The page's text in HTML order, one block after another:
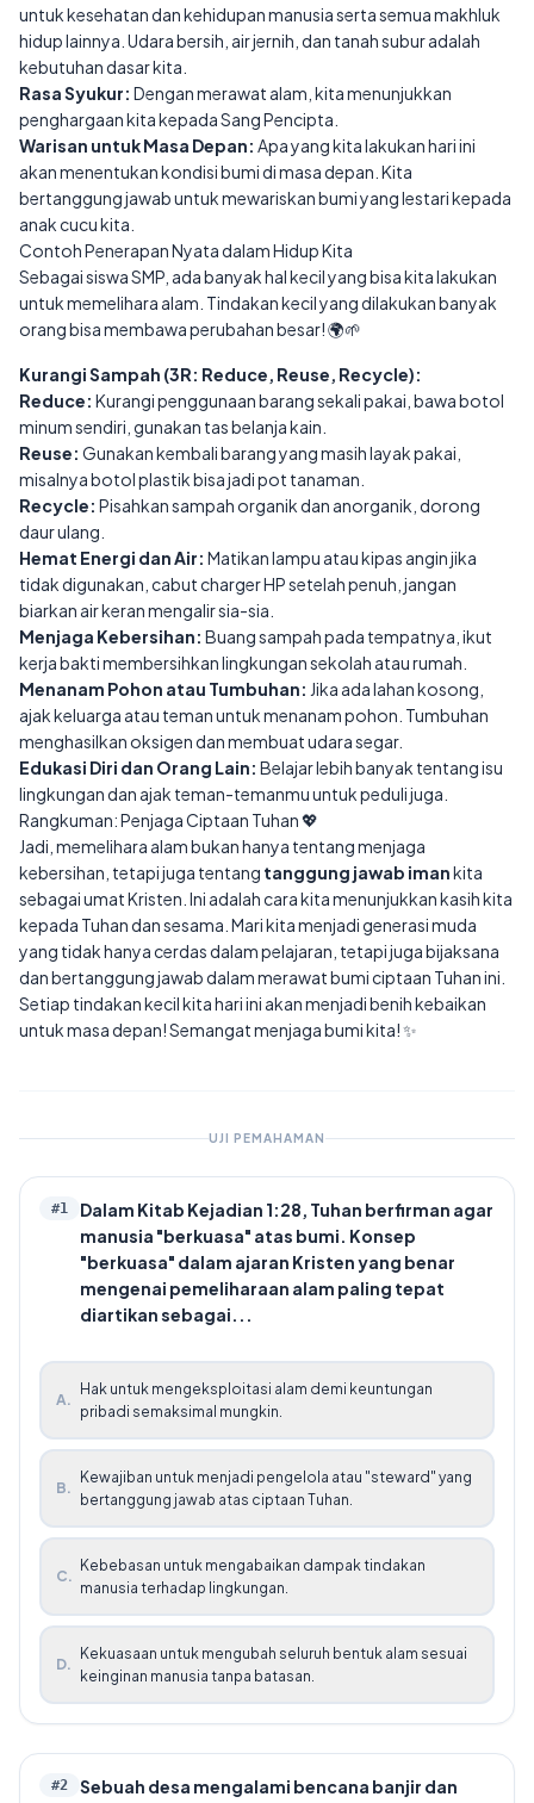
untuk kesehatan dan kehidupan manusia serta semua makhluk
hidup lainnya. Udara bersih, air jernih, dan tanah subur adalah
kebutuhan dasar kita.
Rasa Syukur: Dengan merawat alam, kita menunjukkan
penghargaan kita kepada Sang Pencipta.
Warisan untuk Masa Depan: Apa yang kita lakukan hari ini
akan menentukan kondisi bumi di masa depan. Kita
bertanggung jawab untuk mewariskan bumi yang lestari kepada
anak cucu kita.
Contoh Penerapan Nyata dalam Hidup Kita
Sebagai siswa SMP, ada banyak hal kecil yang bisa kita lakukan
untuk memelihara alam. Tindakan kecil yang dilakukan banyak
orang bisa membawa perubahan besar! 🌍🌱
Kurangi Sampah (3R: Reduce, Reuse, Recycle):
Reduce: Kurangi penggunaan barang sekali pakai, bawa botol
minum sendiri, gunakan tas belanja kain.
Reuse: Gunakan kembali barang yang masih layak pakai,
misalnya botol plastik bisa jadi pot tanaman.
Recycle: Pisahkan sampah organik dan anorganik, dorong
daur ulang.
Hemat Energi dan Air: Matikan lampu atau kipas angin jika
tidak digunakan, cabut charger HP setelah penuh, jangan
biarkan air keran mengalir sia-sia.
Menjaga Kebersihan: Buang sampah pada tempatnya, ikut
kerja bakti membersihkan lingkungan sekolah atau rumah.
Menanam Pohon atau Tumbuhan: Jika ada lahan kosong,
ajak keluarga atau teman untuk menanam pohon. Tumbuhan
menghasilkan oksigen dan membuat udara segar.
Edukasi Diri dan Orang Lain: Belajar lebih banyak tentang isu
lingkungan dan ajak teman-temanmu untuk peduli juga.
Rangkuman: Penjaga Ciptaan Tuhan 💖
Jadi, memelihara alam bukan hanya tentang menjaga
kebersihan, tetapi juga tentang tanggung jawab imankita
sebagai umat Kristen. Ini adalah cara kita menunjukkan kasih kita
kepada Tuhan dan sesama. Mari kita menjadi generasi muda
yang tidak hanya cerdas dalam pelajaran, tetapi juga bijaksana
dan bertanggung jawab dalam merawat bumi ciptaan Tuhan ini.
Setiap tindakan kecil kita hari ini akan menjadi benih kebaikan
untuk masa depan! Semangat menjaga bumi kita! ✨
UJI PEMAHAMAN
#1
Dalam Kitab Kejadian 1:28, Tuhan berfirman agar
manusia "berkuasa" atas bumi. Konsep
"berkuasa" dalam ajaran Kristen yang benar
mengenai pemeliharaan alam paling tepat
diartikan sebagai...
A.
Hak untuk mengeksploitasi alam demi keuntungan
pribadi semaksimal mungkin.
B.
Kewajiban untuk menjadi pengelola atau "steward" yang
bertanggung jawab atas ciptaan Tuhan.
C.
Kebebasan untuk mengabaikan dampak tindakan
manusia terhadap lingkungan.
D.
Kekuasaan untuk mengubah seluruh bentuk alam sesuai
keinginan manusia tanpa batasan.
#2
Sebuah desa mengalami bencana banjir dan